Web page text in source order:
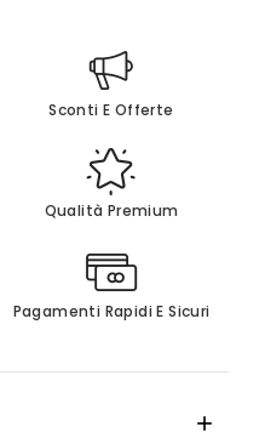
Sconti E Offerte
Qualità Premium
Pagamenti Rapidi E Sicuri
